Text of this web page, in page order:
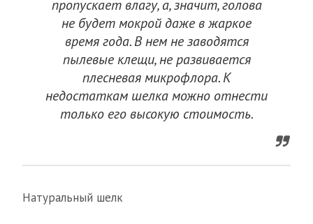
пропускает влагу, а, значит, голова
не будет мокрой даже в жаркое
время года. В нем не заводятся
пылевые клещи, не развивается
плесневая микрофлора. К
недостаткам шелка можно отнести
только его высокую стоимость.
Натуральный шелк